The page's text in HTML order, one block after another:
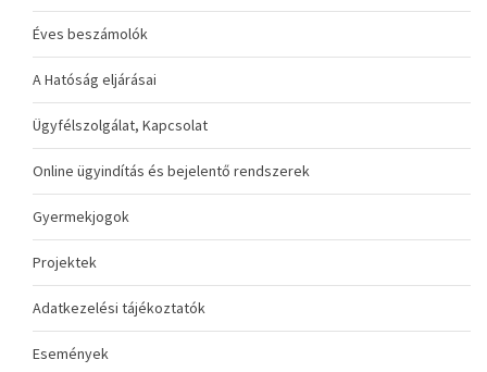
Éves beszámolók
A Hatóság eljárásai
Ügyfélszolgálat, Kapcsolat
Online ügyindítás és bejelentő rendszerek
Gyermekjogok
Projektek
Adatkezelési tájékoztatók
Események